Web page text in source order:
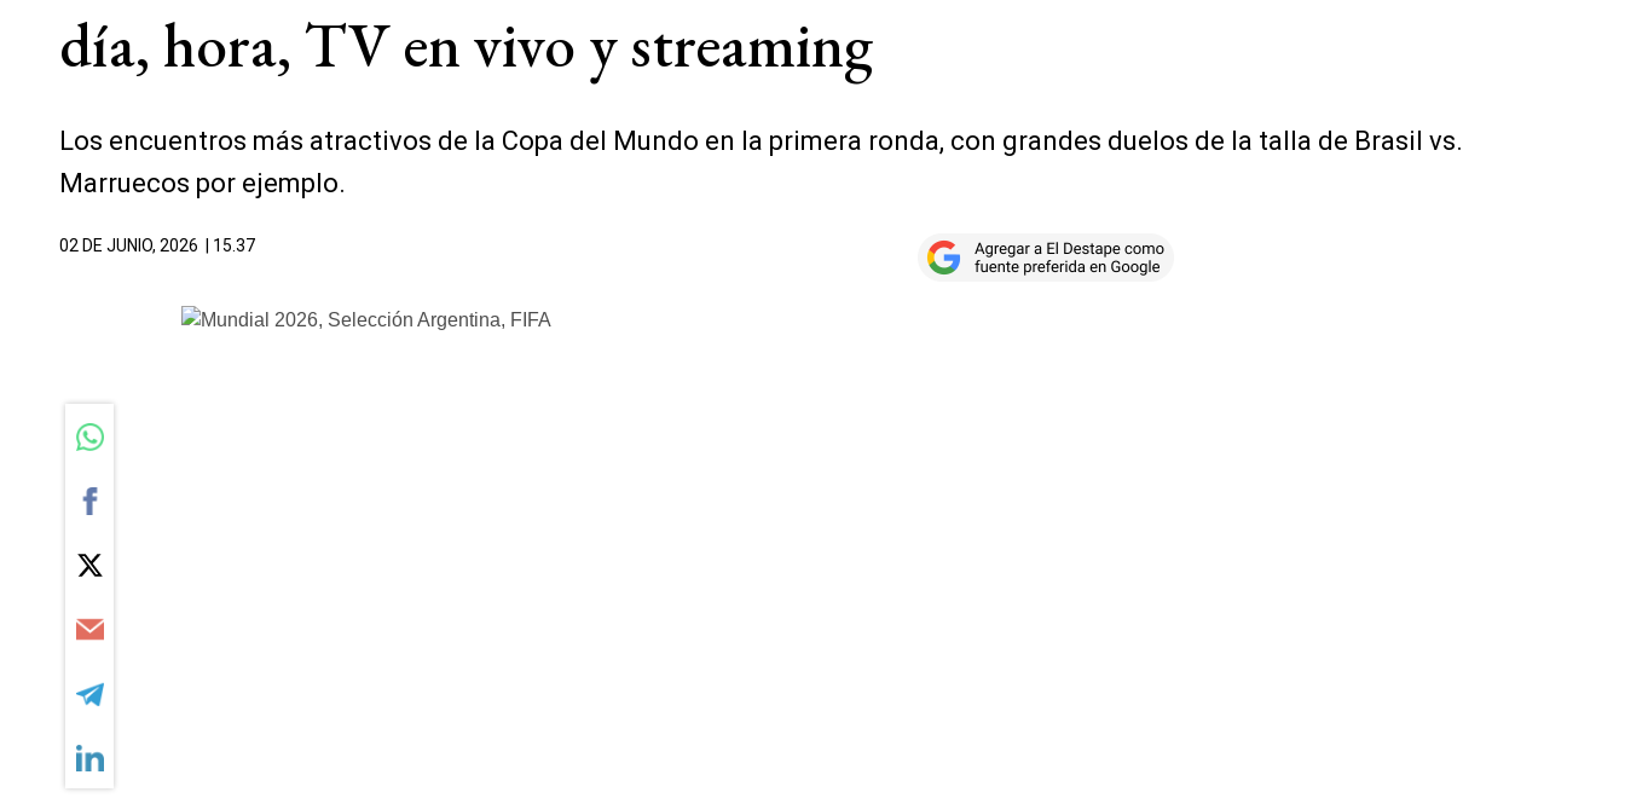
día, hora, TV en vivo y streaming
Los encuentros más atractivos de la Copa del Mundo en la primera ronda, con grandes duelos de la talla de Brasil vs.
Marruecos por ejemplo.
02 DE JUNIO, 2026 | 15.37